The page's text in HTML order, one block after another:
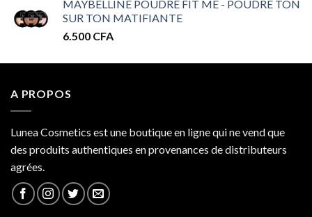
prix :
MAYBELLINE POUDRE FIT ME - POUDRE TON
SUR TON MATIFIANTE
6.500 CFA
A PROPOS
Lunea Cosmetics est une boutique en ligne qui ne vend que
des produits authentiques en provenances de distributeurs
agrées.